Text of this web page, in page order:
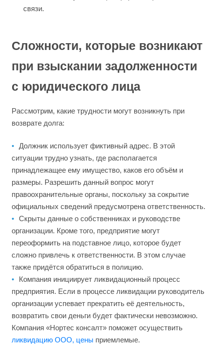
связи.
Сложности, которые возникают
при взыскании задолженности
с юридического лица
Рассмотрим, какие трудности могут возникнуть при
возврате долга:
Должник использует фиктивный адрес. В этой
ситуации трудно узнать, где располагается
принадлежащее ему имущество, каков его объём и
размеры. Разрешить данный вопрос могут
правоохранительные органы, поскольку за сокрытие
официальных сведений предусмотрена ответственность.
Скрыты данные о собственниках и руководстве
организации. Кроме того, предприятие могут
переоформить на подставное лицо, которое будет
сложно привлечь к ответственности. В этом случае
также придётся обратиться в полицию.
Компания инициирует ликвидационный процесс
предприятия. Если в процессе ликвидации руководитель
организации успевает прекратить её деятельность,
возвратить свои деньги будет фактически невозможно.
Компания «Нортес консалт» поможет осуществить
ликвидацию ООО, цены приемлемые.